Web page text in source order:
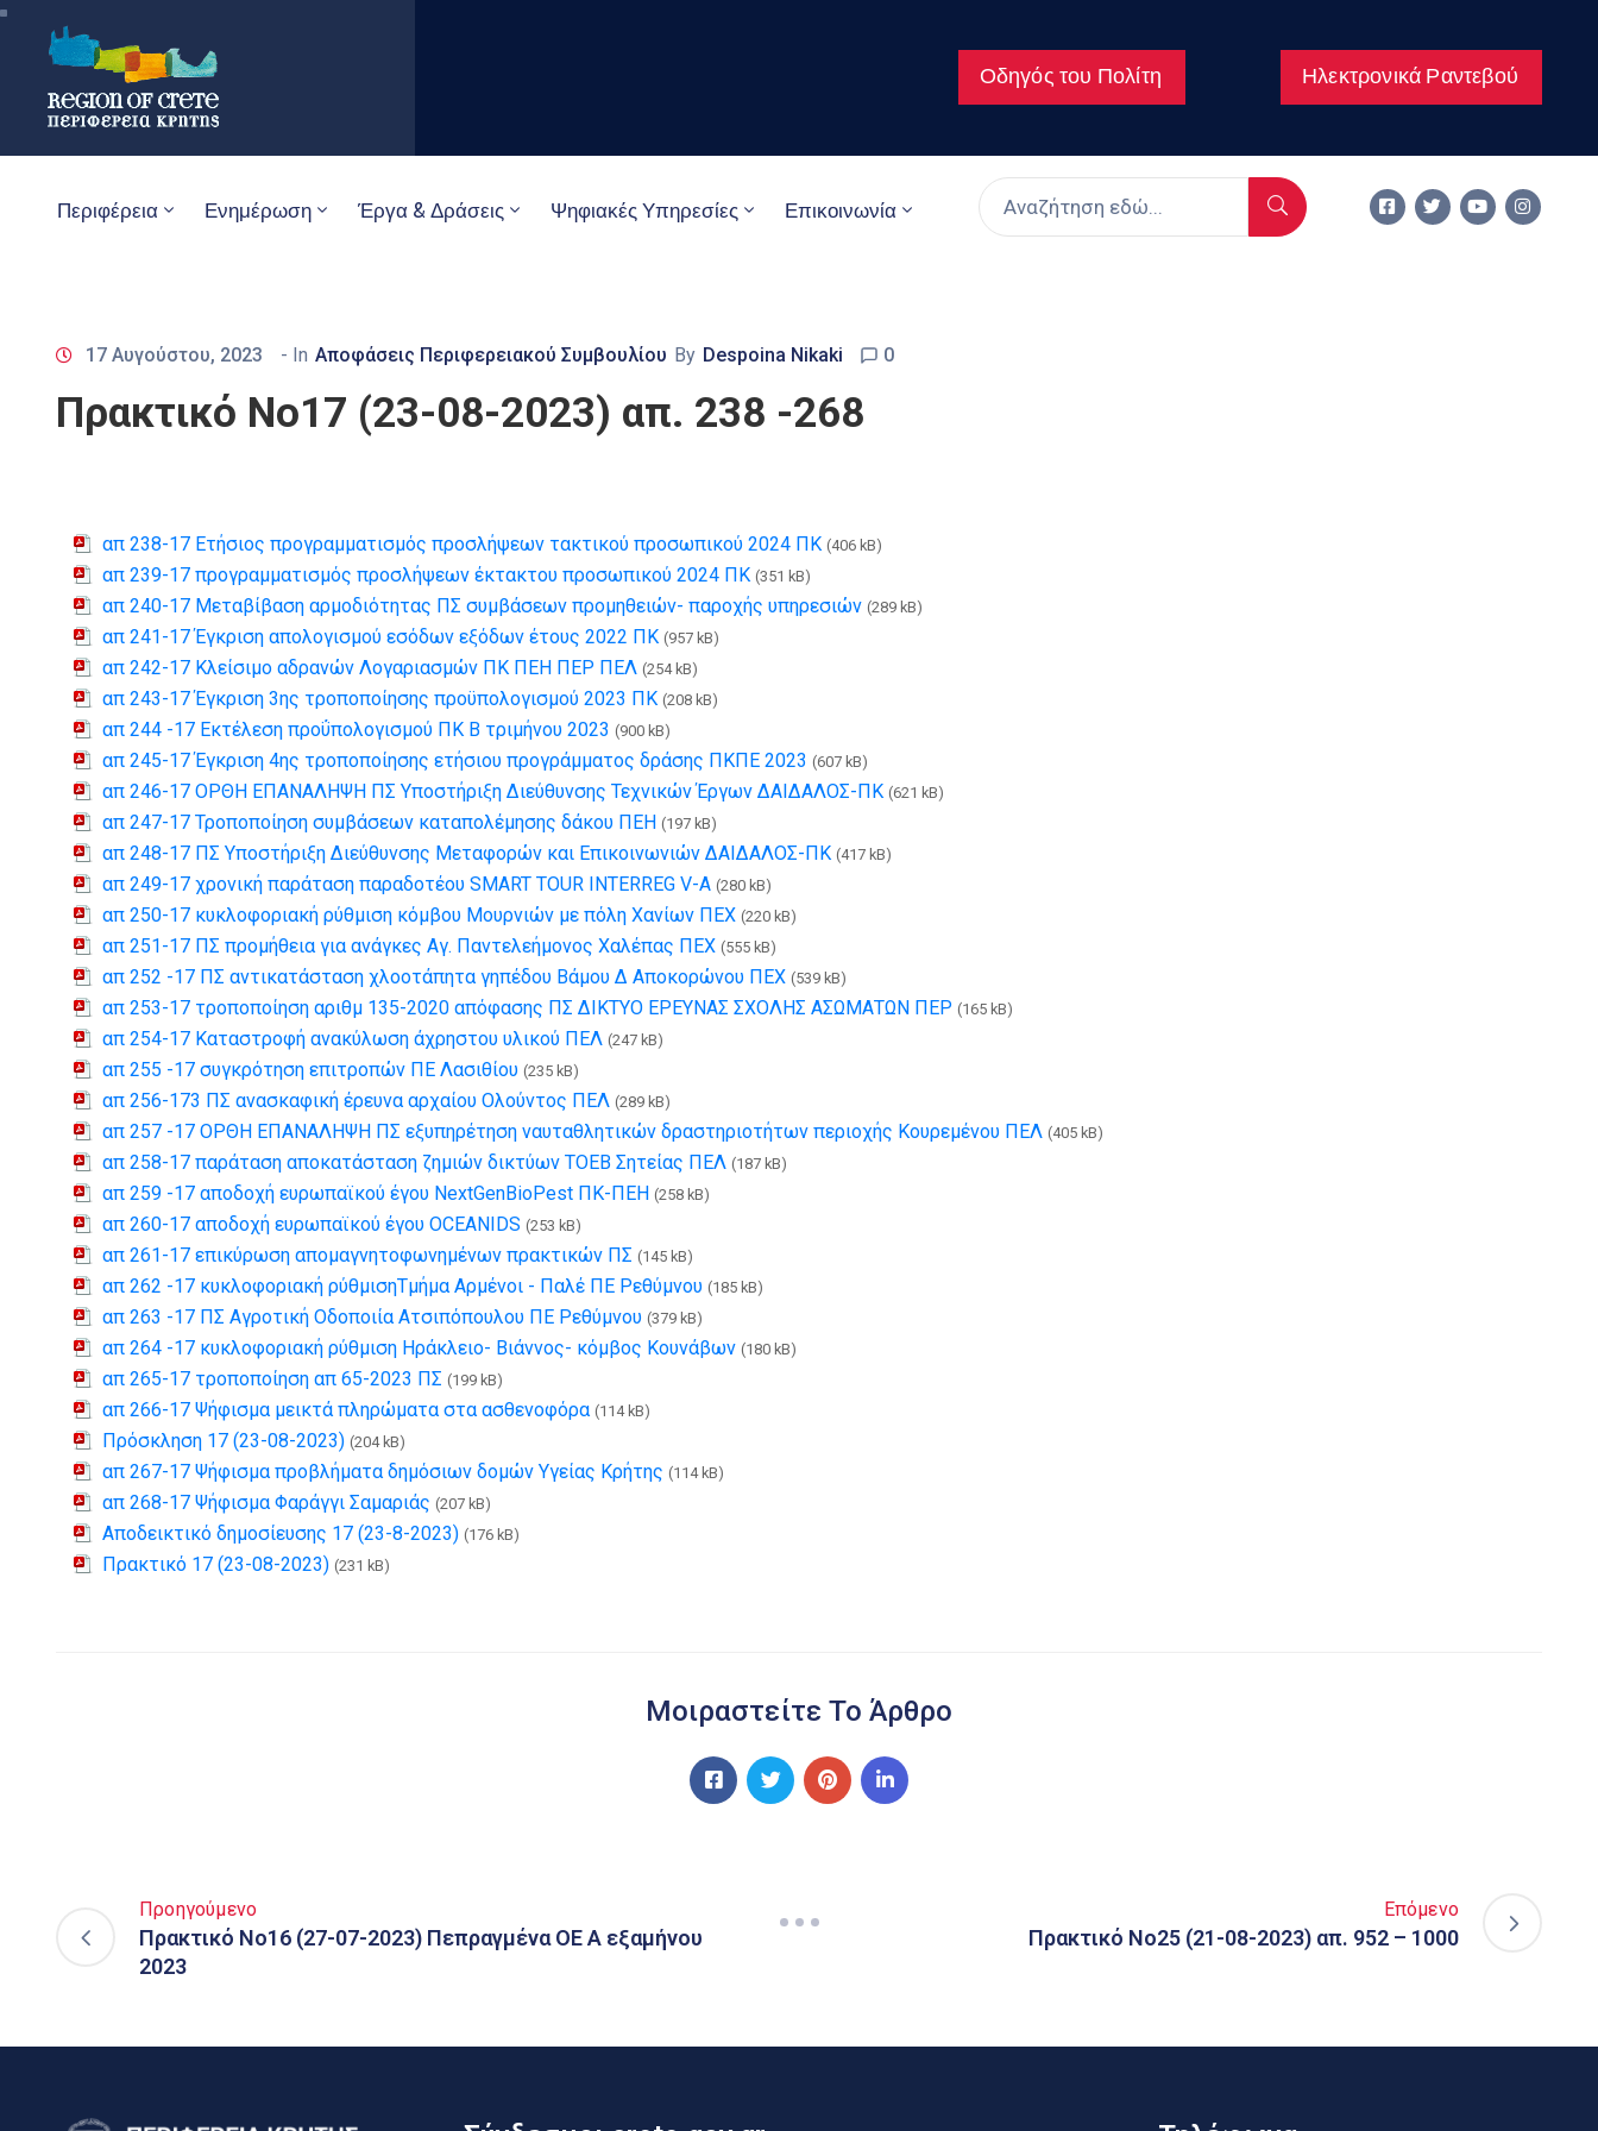
Οδηγός του Πολίτη Ηλεκτρονικά Ραντεβού
Περιφέρεια Ενημέρωση Έργα & Δράσεις Ψηφιακές Υπηρεσίες Επικοινωνία
17 Αυγούστου, 2023 - In Αποφάσεις Περιφερειακού Συμβουλίου By Despoina Nikaki 0
Πρακτικό Νο17 (23-08-2023) απ. 238 -268
απ 238-17 Ετήσιος προγραμματισμός προσλήψεων τακτικού προσωπικού 2024 ΠΚ (406 kB)
απ 239-17 προγραμματισμός προσλήψεων έκτακτου προσωπικού 2024 ΠΚ (351 kB)
απ 240-17 Μεταβίβαση αρμοδιότητας ΠΣ συμβάσεων προμηθειών- παροχής υπηρεσιών (289 kB)
απ 241-17 Έγκριση απολογισμού εσόδων εξόδων έτους 2022 ΠΚ (957 kB)
απ 242-17 Κλείσιμο αδρανών Λογαριασμών ΠΚ ΠΕΗ ΠΕΡ ΠΕΛ (254 kB)
απ 243-17 Έγκριση 3ης τροποποίησης προϋπολογισμού 2023 ΠΚ (208 kB)
απ 244 -17 Εκτέλεση προΰπολογισμού ΠΚ Β τριμήνου 2023 (900 kB)
απ 245-17 Έγκριση 4ης τροποποίησης ετήσιου προγράμματος δράσης ΠΚΠΕ 2023 (607 kB)
απ 246-17 ΟΡΘΗ ΕΠΑΝΑΛΗΨΗ ΠΣ Υποστήριξη Διεύθυνσης Τεχνικών Έργων ΔΑΙΔΑΛΟΣ-ΠΚ (621 kB)
απ 247-17 Τροποποίηση συμβάσεων καταπολέμησης δάκου ΠΕΗ (197 kB)
απ 248-17 ΠΣ Υποστήριξη Διεύθυνσης Μεταφορών και Επικοινωνιών ΔΑΙΔΑΛΟΣ-ΠΚ (417 kB)
απ 249-17 χρονική παράταση παραδοτέου SMART TOUR INTERREG V-A (280 kB)
απ 250-17 κυκλοφοριακή ρύθμιση κόμβου Μουρνιών με πόλη Χανίων ΠΕΧ (220 kB)
απ 251-17 ΠΣ προμήθεια για ανάγκες Αγ. Παντελεήμονος Χαλέπας ΠΕΧ (555 kB)
απ 252 -17 ΠΣ αντικατάσταση χλοοτάπητα γηπέδου Βάμου Δ Αποκορώνου ΠΕΧ (539 kB)
απ 253-17 τροποποίηση αριθμ 135-2020 απόφασης ΠΣ ΔΙΚΤΥΟ ΕΡΕΥΝΑΣ ΣΧΟΛΗΣ ΑΣΩΜΑΤΩΝ ΠΕΡ (165 kB)
απ 254-17 Καταστροφή ανακύλωση άχρηστου υλικού ΠΕΛ (247 kB)
απ 255 -17 συγκρότηση επιτροπών ΠΕ Λασιθίου (235 kB)
απ 256-173 ΠΣ ανασκαφική έρευνα αρχαίου Ολούντος ΠΕΛ (289 kB)
απ 257 -17 ΟΡΘΗ ΕΠΑΝΑΛΗΨΗ ΠΣ εξυπηρέτηση ναυταθλητικών δραστηριοτήτων περιοχής Κουρεμένου ΠΕΛ (405 kB)
απ 258-17 παράταση αποκατάσταση ζημιών δικτύων ΤΟΕΒ Σητείας ΠΕΛ (187 kB)
απ 259 -17 αποδοχή ευρωπαϊκού έγου NextGenBioPest ΠΚ-ΠΕΗ (258 kB)
απ 260-17 αποδοχή ευρωπαϊκού έγου OCEANIDS (253 kB)
απ 261-17 επικύρωση απομαγνητοφωνημένων πρακτικών ΠΣ (145 kB)
απ 262 -17 κυκλοφοριακή ρύθμισηΤμήμα Αρμένοι - Παλέ ΠΕ Ρεθύμνου (185 kB)
απ 263 -17 ΠΣ Αγροτική Οδοποιία Ατσιπόπουλου ΠΕ Ρεθύμνου (379 kB)
απ 264 -17 κυκλοφοριακή ρύθμιση Ηράκλειο- Βιάννος- κόμβος Κουνάβων (180 kB)
απ 265-17 τροποποίηση απ 65-2023 ΠΣ (199 kB)
απ 266-17 Ψήφισμα μεικτά πληρώματα στα ασθενοφόρα (114 kB)
Πρόσκληση 17 (23-08-2023) (204 kB)
απ 267-17 Ψήφισμα προβλήματα δημόσιων δομών Υγείας Κρήτης (114 kB)
απ 268-17 Ψήφισμα Φαράγγι Σαμαριάς (207 kB)
Αποδεικτικό δημοσίευσης 17 (23-8-2023) (176 kB)
Πρακτικό 17 (23-08-2023) (231 kB)
Μοιραστείτε Το Άρθρο
Προηγούμενο
Πρακτικό Νο16 (27-07-2023) Πεπραγμένα ΟΕ Α εξαμήνου
2023
Επόμενο
Πρακτικό Νο25 (21-08-2023) απ. 952 – 1000